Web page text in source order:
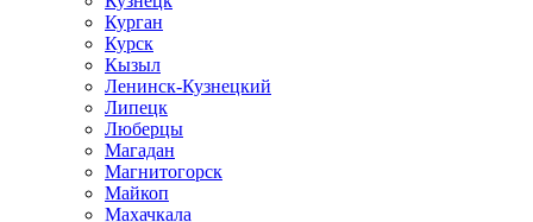
Курган
Курск
Кызыл
Ленинск-Кузнецкий
Липецк
Люберцы
Магадан
Магнитогорск
Майкоп
Махачкала